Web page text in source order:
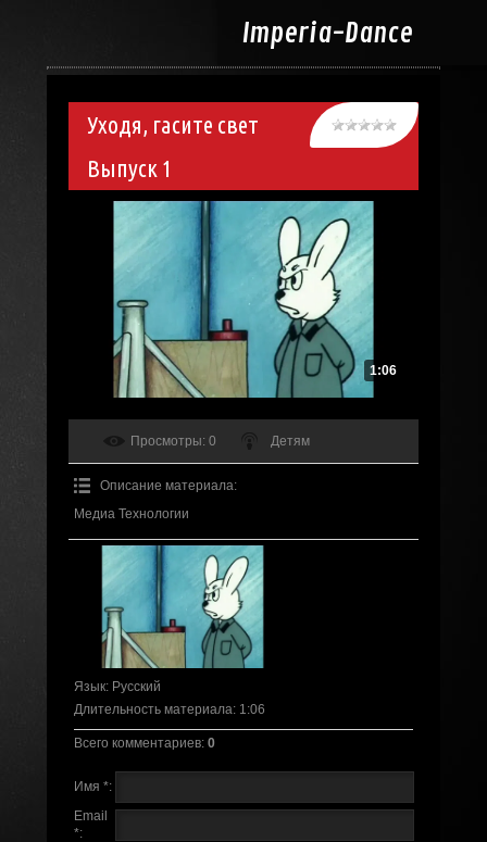
Imperia-Dance
Уходя, гасите свет
Выпуск 1
1:06
Просмотры: 0 Детям
Описание материала:
Медиа Технологии
Язык: Русский
Длительность материала: 1:06
Всего комментариев: 0
Имя *:
Email
*: